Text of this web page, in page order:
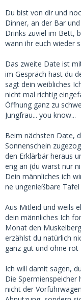
Du bist von dir und
Dinner, an der Bar
Drinks zuviel im Bett,
wann ihr euch wieder
Das zweite Date ist
im Gespräch hast du
sagt dein weibliches
nicht mal richtig
Öffnung ganz zu
Jungfrau... you know...
Beim nächsten Date,
Sonnenschein
den Erklärbär heraus
eng an (du warst nur
Dein männliches ich
ne ungenießbare
Aus Mitleid und weils
dein männliches Ich
Monat den
erzählst du natürlich
ganz gut und ohne rot
Ich will damit sagen,
Die Spermienspeicher
nicht der